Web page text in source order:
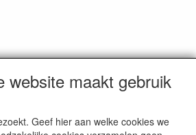
website maakt gebruik
Geef hier aan welke cookies we